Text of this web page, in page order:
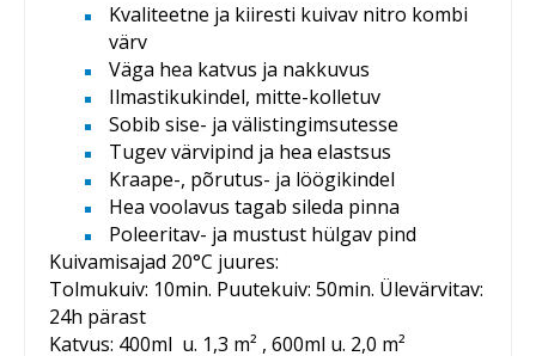
Kvaliteetne ja kiiresti kuivav nitro kombi
värv
Väga hea katvus ja nakkuvus
Ilmastikukindel, mitte-kolletuv
Sobib sise- ja välistingimsutesse
Tugev värvipind ja hea elastsus
Kraape-, põrutus- ja löögikindel
Hea voolavus tagab sileda pinna
Poleeritav- ja mustust hülgav pind
Kuivamisajad 20°C juures:
Tolmukuiv: 10min. Puutekuiv: 50min. Ülevärvitav:
24h pärast
Katvus: 400ml u. 1,3 m² , 600ml u. 2,0 m²